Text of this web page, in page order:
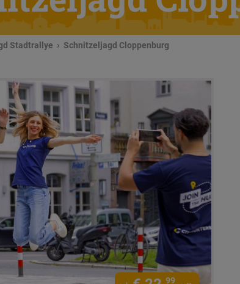
Stadtrallye Schnitzeljagd Cloppenburg
99